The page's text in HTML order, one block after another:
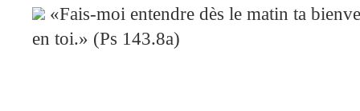
«Fais-moi entendre dès le matin ta
en toi.» (Ps 143.8a)